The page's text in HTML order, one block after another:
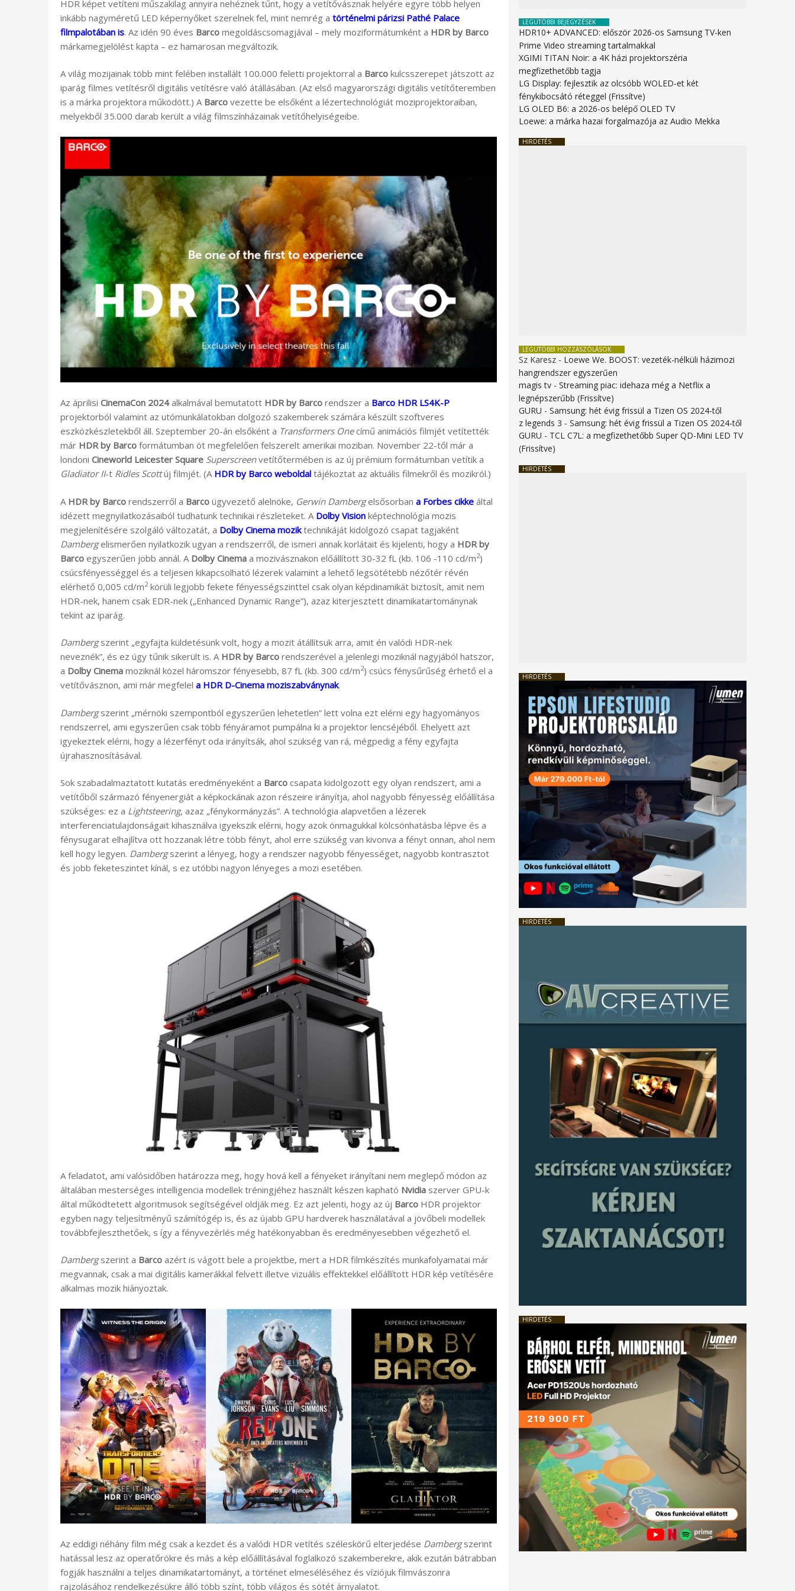
HDR képet vetíteni műszakilag annyira nehéznek tűnt, hogy a vetítővásznak helyére egyre több helyen
inkább nagyméretű LED képernyőket szerelnek fel, mint nemrég a történelmi párizsi Pathé Palace
filmpalotában is. Az idén 90 éves Barco megoldáscsomagjával – mely moziformátumként a HDR by Barco
márkamegjelölést kapta – ez hamarosan megváltozik.
A világ mozijainak több mint felében installált 100.000 feletti projektorral a Barco kulcsszerepet játszott az
iparág filmes vetítésről digitális vetítésre való átállásában. (Az első magyarországi digitális vetítőteremben
is a márka projektora működött.) A Barco vezette be elsőként a lézertechnológiát moziprojektoraiban,
melyekből 35.000 darab került a világ filmszínházainak vetítőhelyiségeibe.
Az áprilisi CinemaCon 2024alkalmával bemutatott HDR by Barco rendszer a Barco HDR LS4K-P
projektorból valamint az utómunkálatokban dolgozó szakemberek számára készült szoftveres
eszközkészletekből áll. Szeptember 20-án elsőként a Transformers Onecímű animációs filmjét vetítették
már HDR by Barco formátumban öt megfelelően felszerelt amerikai moziban. November 22-től már a
londoni Cineworld Leicester Square Superscreenvetítőtermében is az új prémium formátumban vetítik a
Gladiator II-t Ridles Scottúj filmjét. (A HDR by Barco weboldal tájékoztat az aktuális filmekről és mozikról.)
A HDR by Barco rendszerről a Barco ügyvezető alelnöke, Gerwin Dambergelsősorban a Forbes cikke által
idézett megnyilatkozásaiból tudhatunk technikai részleteket. A Dolby Vision képtechnológia mozis
megjelenítésére szolgáló változatát, a Dolby Cinema moziktechnikáját kidolgozó csapat tagjaként
Dambergelismerően nyilatkozik ugyan a rendszerről, de ismeri annak korlátait és kijelenti, hogy a HDR by
Barco egyszerűen jobb annál. A Dolby Cinema a mozivásznakon előállított 30-32 fL (kb. 106 -110 cd/m2)
csúcsfényességgel és a teljesen kikapcsolható lézerek valamint a lehető legsötétebb nézőtér révén
elérhető 0,005 cd/m2körüli legjobb fekete fényességszinttel csak olyan képdinamikát biztosít, amit nem
HDR-nek, hanem csak EDR-nek („Enhanced Dynamic Range”), azaz kiterjesztett dinamikatartománynak
tekint az iparág.
Dambergszerint „egyfajta küldetésünk volt, hogy a mozit átállítsuk arra, amit én valódi HDR-nek
neveznék”, és ez úgy tűnik sikerült is. A HDR by Barco rendszerével a jelenlegi moziknál nagyjából hatszor,
a Dolby Cinema moziknál közel háromszor fényesebb, 87 fL (kb. 300 cd/m2) csúcs fénysűrűség érhető el a
vetítővásznon, ami már megfelel a HDR D-Cinema moziszabványnak.
Dambergszerint „mérnöki szempontból egyszerűen lehetetlen” lett volna ezt elérni egy hagyományos
rendszerrel, ami egyszerűen csak több fényáramot pumpálna ki a projektor lencséjéből. Ehelyett azt
igyekeztek elérni, hogy a lézerfényt oda irányítsák, ahol szükség van rá, mégpedig a fény egyfajta
újrahasznosításával.
Sok szabadalmaztatott kutatás eredményeként a Barco csapata kidolgozott egy olyan rendszert, ami a
vetítőből származó fényenergiát a képkockának azon részeire irányítja, ahol nagyobb fényesség előállítása
szükséges: ez a Lightsteering, azaz „fénykormányzás”. A technológia alapvetően a lézerek
interferenciatulajdonságait kihasználva igyekszik elérni, hogy azok önmagukkal kölcsönhatásba lépve és a
fénysugarat elhajlítva ott hozzanak létre több fényt, ahol erre szükség van kivonva a fényt onnan, ahol nem
kell hogy legyen. Dambergszerint a lényeg, hogy a rendszer nagyobb fényességet, nagyobb kontrasztot
és jobb feketeszintet kínál, s ez utóbbi nagyon lényeges a mozi esetében.
A feladatot, ami valósidőben határozza meg, hogy hová kell a fényeket irányítani nem meglepő módon az
általában mesterséges intelligencia modellek tréningjéhez használt készen kapható Nvidia szerver GPU-k
által működtetett algoritmusok segítségével oldják meg. Ez azt jelenti, hogy az új Barco HDR projektor
egyben nagy teljesítményű számítógép is, és az újabb GPU hardverek használatával a jövőbeli modellek
továbbfejleszthetőek, s így a fényvezérlés még hatékonyabban és eredményesebben végezhető el.
Dambergszerint a Barco azért is vágott bele a projektbe, mert a HDR filmkészítés munkafolyamatai már
megvannak, csak a mai digitális kamerákkal felvett illetve vizuális effektekkel előállított HDR kép vetítésére
alkalmas mozik hiányoztak.
Az eddigi néhány film még csak a kezdet és a valódi HDR vetítés széleskörű elterjedése Dambergszerint
hatással lesz az operatőrökre és más a kép előállításával foglalkozó szakemberekre, akik ezután bátrabban
fogják használni a teljes dinamikatartományt, a történet elmeséléséhez és víziójuk filmvászonra
rajzolásához rendelkezésükre álló több színt, több világos és sötét árnyalatot.
LEGUTÓBBI BEJEGYZÉSEK
HDR10+ ADVANCED: először 2026-os Samsung TV-ken
Prime Video streaming tartalmakkal
XGIMI TITAN Noir: a 4K házi projektorszéria
megfizethetőbb tagja
LG Display: fejlesztik az olcsóbb WOLED-et két
fénykibocsátó réteggel (Frissítve)
LG OLED B6: a 2026-os belépő OLED TV
Loewe: a márka hazai forgalmazója az Audio Mekka
HIRDETÉS
LEGUTÓBBI HOZZÁSZÓLÁSOK
Sz Karesz - Loewe We. BOOST: vezeték-nélküli házimozi
hangrendszer egyszerűen
magis tv -Streaming piac: idehaza még a Netflix a
legnépszerűbb (Frissítve)
GURU -Samsung: hét évig frissül a Tizen OS 2024-től
z legends 3 -Samsung: hét évig frissül a Tizen OS 2024-től
GURU - TCL C7L: a megfizethetőbb Super QD-Mini LED TV
(Frissítve)
HIRDETÉS
HIRDETÉS
HIRDETÉS
HIRDETÉS